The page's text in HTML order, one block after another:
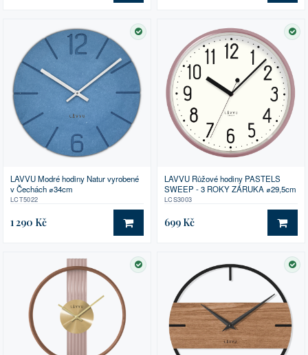
SKLADEM
LAVVU Modré hodiny Natur vyrobené
v Čechách ⌀34cm
LCT5022
1 290 Kč DO KOŠÍKU
LAVVU Růžové hodiny PASTELS
SWEEP - 3 ROKY ZÁRUKA ⌀29,5cm
LCS3003
699 Kč DO
SKLADEM